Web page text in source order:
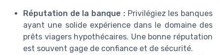
Réputation de la banque :Privilégiez les banques
ayant une solide expérience dans le domaine des
prêts viagers hypothécaires. Une bonne réputation
est souvent gage de confiance et de sécurité.